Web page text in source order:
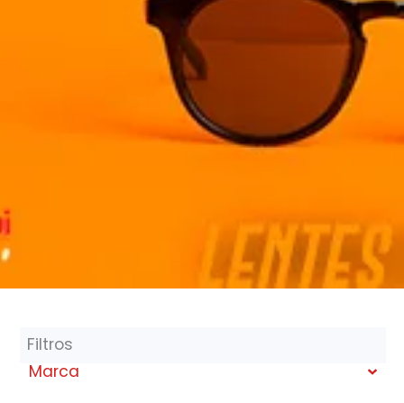
Filtros
Marca